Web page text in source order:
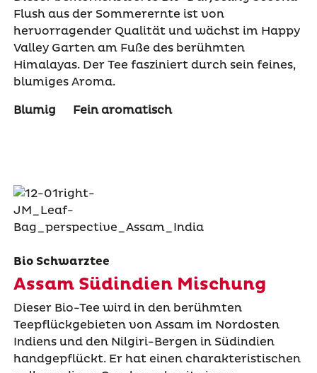
Flush aus der Sommerernte ist von
hervorragender Qualität und wächst im Happy
Valley Garten am Fuße des berühmten
Himalayas. Der Tee fasziniert durch sein feines,
blumiges Aroma.
Blumig
Fein aromatisch
Bio Schwarztee
Assam Südindien Mischung
Dieser Bio-Tee wird in den berühmten
Teepflückgebieten von Assam im Nordosten
Indiens und den Nilgiri-Bergen in Südindien
handgepflückt. Er hat einen charakteristischen